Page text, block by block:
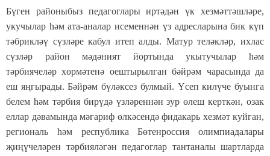
Бүген районыбыз педагоглары иртәдән үк хезмәттәшләре,
укучылар һәм ата-аналар исеменнән үз адресларына бик күп
тәбрикләү сүзләре кабул итеп алды. Матур теләкләр, ихлас
сүзләр район мәдәният йортында укытучылар һәм
тәрбиячеләр хөрмәтенә оештырылган бәйрәм чарасында да
еш яңгырады. Бәйрәм бүләксез булмый. Үсеп килүче буынга
белем һәм тәрбия бирүдә үзләреннән зур өлеш керткән, озак
еллар дәвамында мәгариф өлкәсендә фидакарь хезмәт куйган,
региональ һәм республика Бөтенроссия олимпиадалары
җиңүчеләрен тәрбияләгән педагоглар тантаналы шартларда